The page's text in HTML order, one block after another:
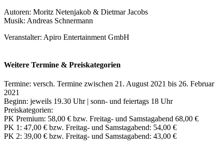
Autoren: Moritz Netenjakob & Dietmar Jacobs
Musik: Andreas Schnermann
Veranstalter: Apiro Entertainment GmbH
Weitere Termine & Preiskategorien
Termine: versch. Termine zwischen 21. August 2021 bis 26. Februar
2021
Beginn: jeweils 19.30 Uhr | sonn- und feiertags 18 Uhr
Preiskategorien:
PK Premium: 58,00 € bzw. Freitag- und Samstagabend 68,00 €
PK 1: 47,00 € bzw. Freitag- und Samstagabend: 54,00 €
PK 2: 39,00 € bzw. Freitag- und Samstagabend: 43,00 €